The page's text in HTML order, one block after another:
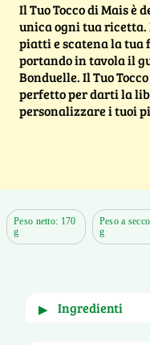
Il Tuo Tocco di Mais è
unica ogni tua ricetta.
piatti e scatena la
portando in tavola il
Bonduelle. Il Tuo
perfetto per darti la
personalizzare i tuoi
Peso netto: 170
g
Peso a
g
ingredienti
▶